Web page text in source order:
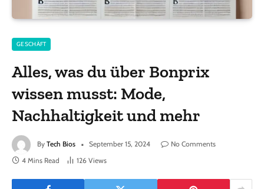
GESCHÄFT
Alles, was du über Bonprix
wissen musst: Mode,
Nachhaltigkeit und mehr
By Tech Bios September 15, 2024
No Comments
4 Mins Read
126 Views